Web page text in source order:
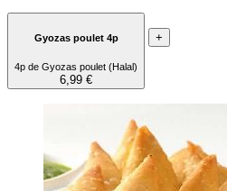
Gyozas poulet 4p
4p de Gyozas poulet (Halal)
6,99 €
+